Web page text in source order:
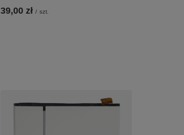
39,00 zł / szt.